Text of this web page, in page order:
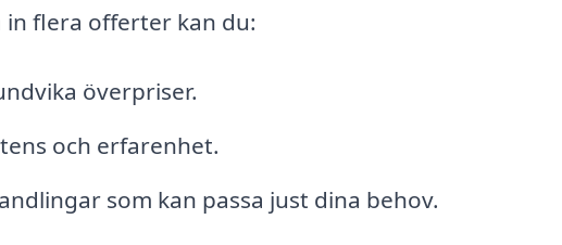
in flera offerter kan du:
överpriser.
och erfarenhet.
som kan passa just dina behov.